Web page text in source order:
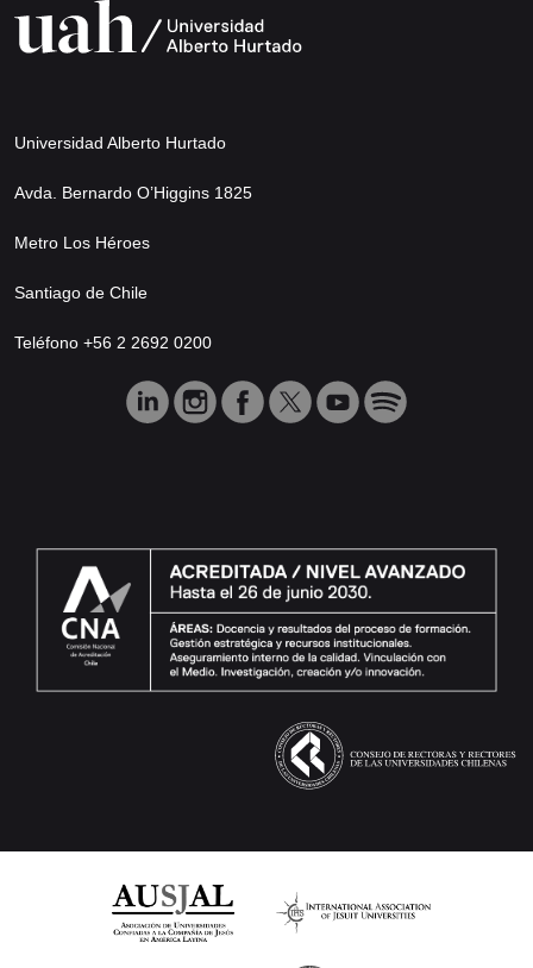
Universidad Alberto Hurtado
Avda. Bernardo O’Higgins 1825
Metro Los Héroes
Santiago de Chile
Teléfono +56 2 2692 0200